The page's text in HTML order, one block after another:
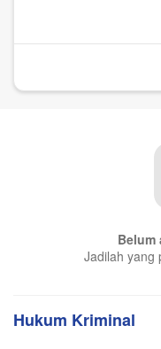
Belum
Jadilah yang
Hukum Kriminal